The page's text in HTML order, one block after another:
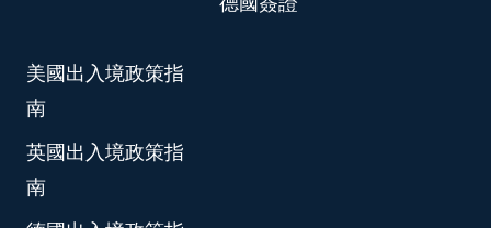
美國出入境政策指
南
英國出入境政策指
南